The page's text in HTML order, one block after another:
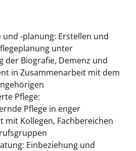
und -planung: Erstellen und
unter
der Biografie, Demenz und
in Zusammenarbeit mit dem
Pflege:
Pflege in enger
mit Kollegen, Fachbereichen
Einbeziehung und